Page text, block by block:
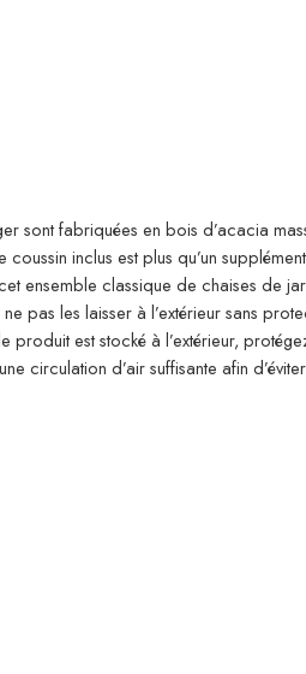
sont fabriquées en bois d’acacia
inclus est plus qu’un
ensemble classique de chaises de
pas les laisser à l’extérieur sans
produit est stocké à l’extérieur,
circulation d’air suffisante afin